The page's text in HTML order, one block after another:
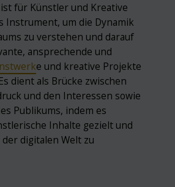
für Künstler und Kreative
Instrument, um die Dynamik
zu verstehen und darauf
ansprechende und
e und kreative Projekte
dient als Brücke zwischen
und den Interessen sowie
Publikums, indem es
Inhalte gezielt und
digitalen Welt zu